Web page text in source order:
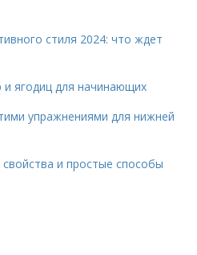
стиля 2024: что ждет
ягодиц для начинающих
упражнениями для нижней
и простые способы